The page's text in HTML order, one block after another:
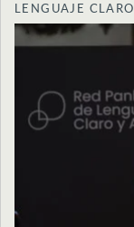
LENGUAJE CLARO